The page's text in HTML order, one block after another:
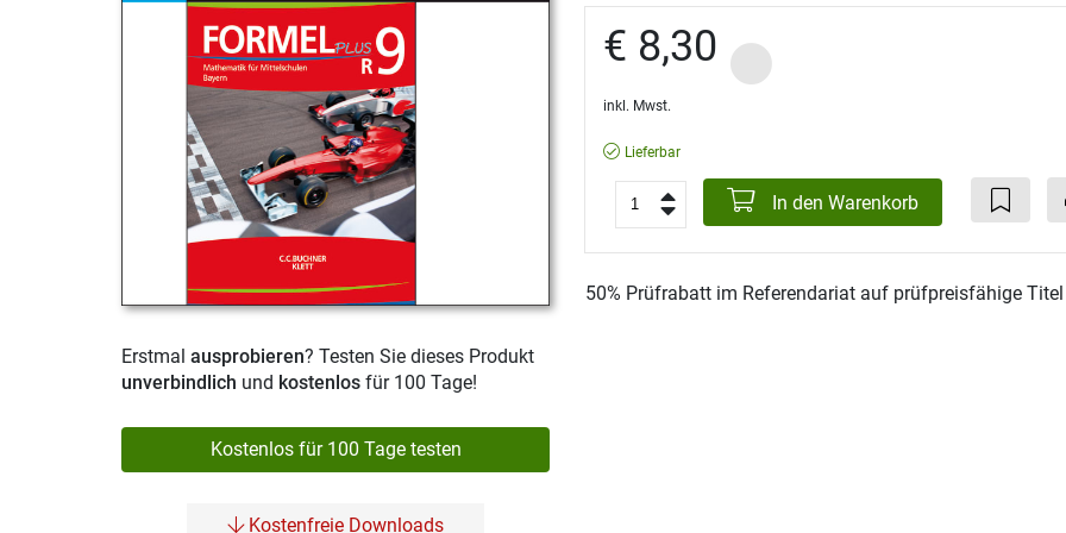
Erstmal ausprobieren? Testen Sie dieses Produkt
unverbindlich und kostenlos für 100 Tage!
Kostenlos für 100 Tage testen
Kostenfreie Downloads
€ 8,30
inkl. Mwst.
Lieferbar
In den Warenkorb
50% Prüfrabatt im Referendariat auf prüfpreisfähige